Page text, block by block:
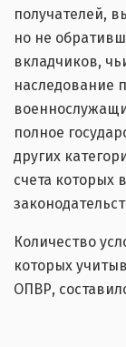
получателей,
но не
вкладчиков,
наследование
полное
других
счета которых
Количество
которых
ОПВР,